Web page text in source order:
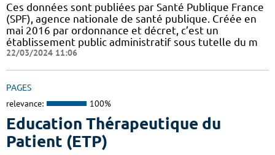
Ces données sont publiées par Santé Publique France
(SPF), agence nationale de santé publique. Créée en
mai 2016 par ordonnance et décret, c’est un
établissement public administratif sous tutelle du m
22/03/2024 11:06
PAGES
relevance: 100%
Education Thérapeutique du
Patient (ETP)